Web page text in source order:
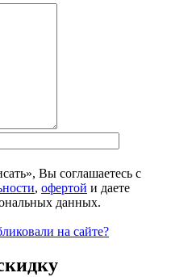
Вы соглашаетесь с
, офертой и даете
данных.
на сайте?